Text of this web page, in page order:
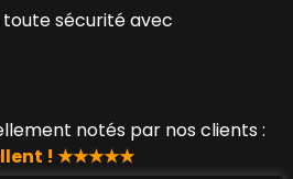
toute sécurité avec
notés par nos clients :
! ★★★★★